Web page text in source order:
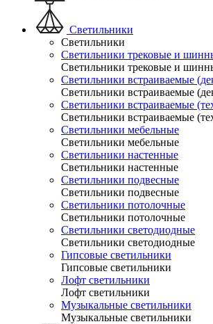
Светильники
Светильники
Светильники трековые и
Светильники трековые и
Светильники встраиваемые
Светильники встраиваемые
Светильники встраиваемые
Светильники встраиваемые
Светильники мебельные
Светильники мебельные
Светильники настенные
Светильники настенные
Светильники подвесные
Светильники подвесные
Светильники потолочные
Светильники потолочные
Светильники светодиодные
Светильники светодиодные
Гипсовые светильники
Гипсовые светильники
Лофт светильники
Лофт светильники
Музыкальные светильники
Музыкальные светильники